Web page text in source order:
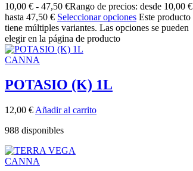
10,00 € - 47,50 €Rango de precios: desde 10,00 €
hasta 47,50 € Seleccionar opciones Este producto
tiene múltiples variantes. Las opciones se pueden
elegir en la página de producto
CANNA
POTASIO (K) 1L
12,00 € Añadir al carrito
988 disponibles
CANNA